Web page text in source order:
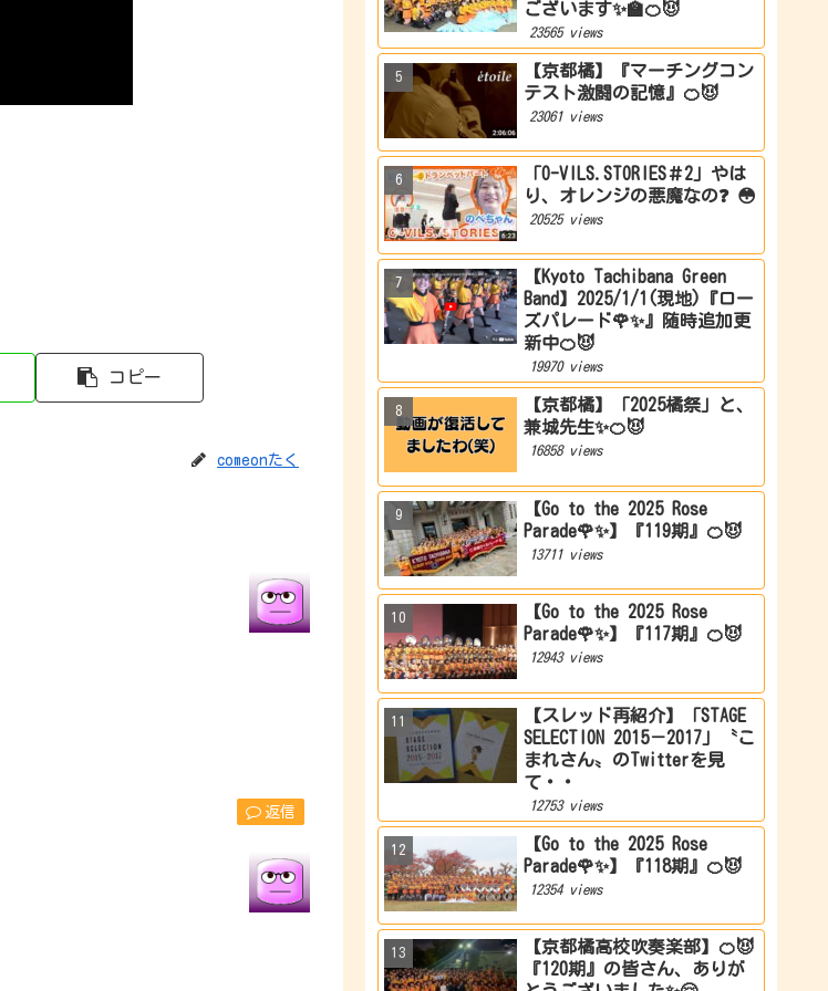
コピー
comeonたく
返信
ございます✨🏫🍊😈
23565 views
【京都橘】『マーチングコン
テスト激闘の記憶』🍊😈
23061 views
「O-VILS.STORIES＃2」やは
り、オレンジの悪魔なの❓ 😳
20525 views
【Kyoto Tachibana Green
Band】2025/1/1(現地)『ロー
ズパレード🌹✨』随時追加更
新中🍊😈
19970 views
【京都橘】「2025橘祭」と、
兼城先生✨🍊😈
16858 views
【Go to the 2025 Rose
Parade🌹✨】『119期』🍊😈
13711 views
【Go to the 2025 Rose
Parade🌹✨】『117期』🍊😈
12943 views
【スレッド再紹介】「STAGE
SELECTION 2015－2017」〝こ
まれさん〟のTwitterを見
て・・
12753 views
【Go to the 2025 Rose
Parade🌹✨】『118期』🍊😈
12354 views
【京都橘高校吹奏楽部】🍊😈
『120期』の皆さん、ありが